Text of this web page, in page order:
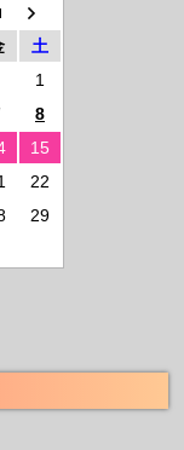
土
1
8
15
22
29